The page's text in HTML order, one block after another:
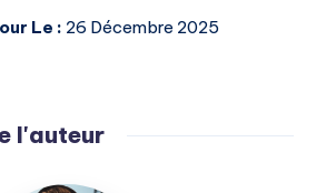
Le : 26 Décembre 2025
l'auteur